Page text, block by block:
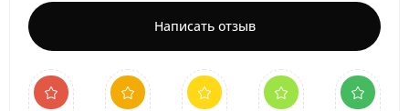
Написать отзыв